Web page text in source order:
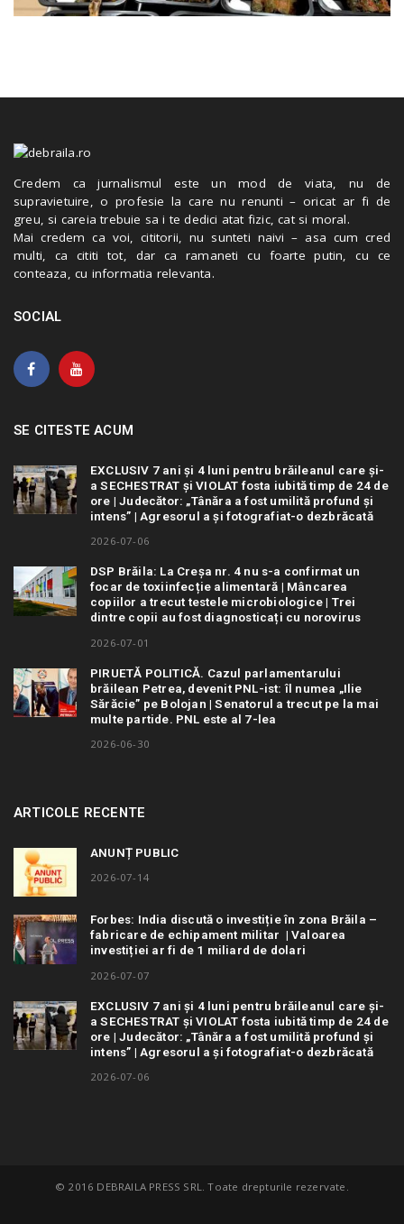
Credem ca jurnalismul este un mod de viata, nu de
supravietuire, o profesie la care nu renunti – oricat ar fi de
greu, si careia trebuie sa i te dedici atat fizic, cat si moral.
Mai credem ca voi, cititorii, nu sunteti naivi – asa cum cred
multi, ca cititi tot, dar ca ramaneti cu foarte putin, cu ce
conteaza, cu informatia relevanta.
SOCIAL
SE CITESTE ACUM
EXCLUSIV 7 ani și 4 luni pentru brăileanul care și-
a SECHESTRAT și VIOLAT fosta iubită timp de 24 de
ore | Judecător: „Tânăra a fost umilită profund și
intens” | Agresorul a și fotografiat-o dezbrăcată
2026-07-06
DSP Brăila: La Creșa nr. 4 nu s-a confirmat un
focar de toxiinfecție alimentară | Mâncarea
copiilor a trecut testele microbiologice | Trei
dintre copii au fost diagnosticați cu norovirus
2026-07-01
PIRUETĂ POLITICĂ. Cazul parlamentarului
brăilean Petrea, devenit PNL-ist: îl numea „Ilie
Sărăcie” pe Bolojan | Senatorul a trecut pe la mai
multe partide. PNL este al 7-lea
2026-06-30
ARTICOLE RECENTE
ANUNȚ PUBLIC
2026-07-14
Forbes: India discută o investiție în zona Brăila –
fabricare de echipament militar | Valoarea
investiției ar fi de 1 miliard de dolari
2026-07-07
EXCLUSIV 7 ani și 4 luni pentru brăileanul care și-
a SECHESTRAT și VIOLAT fosta iubită timp de 24 de
ore | Judecător: „Tânăra a fost umilită profund și
intens” | Agresorul a și fotografiat-o dezbrăcată
2026-07-06
© 2016 DEBRAILA PRESS SRL. Toate drepturile rezervate.